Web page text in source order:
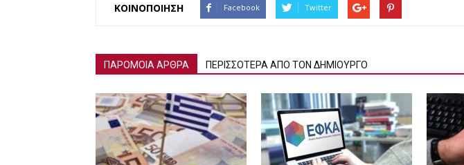
ΚΟΙΝΟΠΟΙΗΣΗ Facebook Twitter
ΠΑΡΟΜΟΙΑ ΑΡΘΡΑ ΠΕΡΙΣΣΟΤΕΡΑ ΑΠΟ ΤΟΝ ΔΗΜΙΟΥΡΓΟ